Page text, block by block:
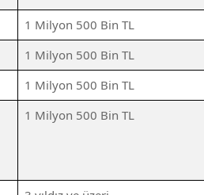
1 Milyon 500 Bin TL
1 Milyon 500 Bin TL
1 Milyon 500 Bin TL
1 Milyon 500 Bin TL